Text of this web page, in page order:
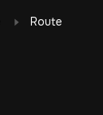
Route